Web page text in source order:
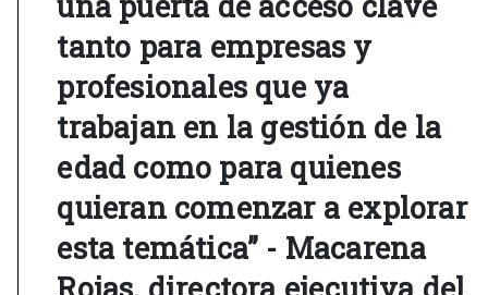
tanto para empresas y
profesionales que ya
trabajan en la gestión de la
edad como para quienes
quieran comenzar a explorar
esta temática” - Macarena